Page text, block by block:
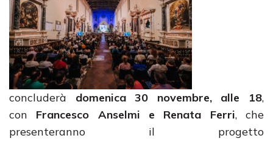
concluderà domenica 30 novembre, alle 18,
con Francesco Anselmi e Renata Ferri, che
presenteranno il progetto